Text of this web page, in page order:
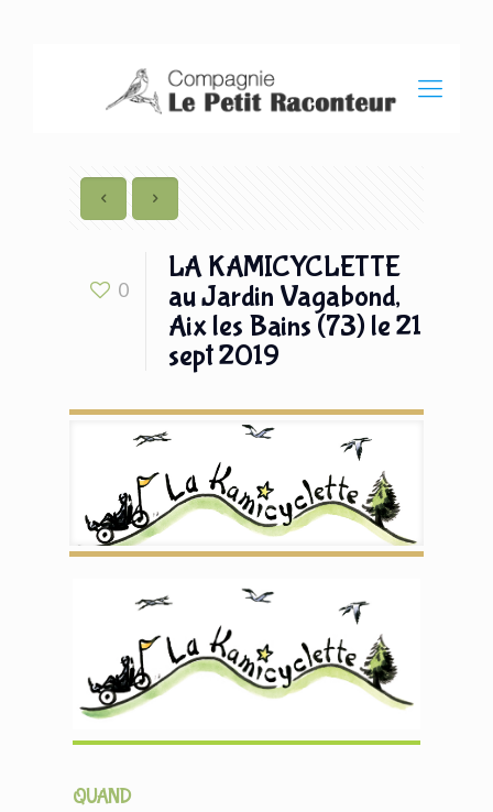
0
LA KAMICYCLETTE
au Jardin Vagabond,
Aix les Bains (73) le 21
sept 2019
QUAND